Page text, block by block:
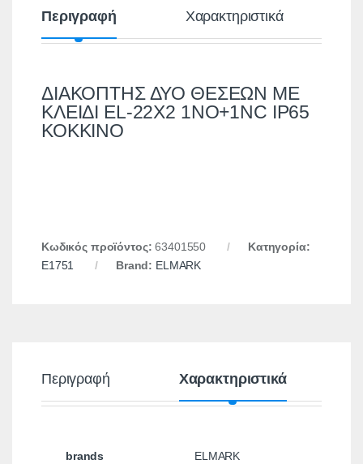
Περιγραφή Χαρακτηριστικά
ΔΙΑΚΟΠΤΗΣ ΔΥΟ ΘΕΣΕΩΝ ΜΕ
ΚΛΕΙΔΙ EL-22X2 1NO+1NC IP65
ΚΟΚΚΙΝΟ
Κωδικός προϊόντος:63401550
Κατηγορία:
E1751
Brand: ELMARK
Περιγραφή Χαρακτηριστικά
brands ELMARK